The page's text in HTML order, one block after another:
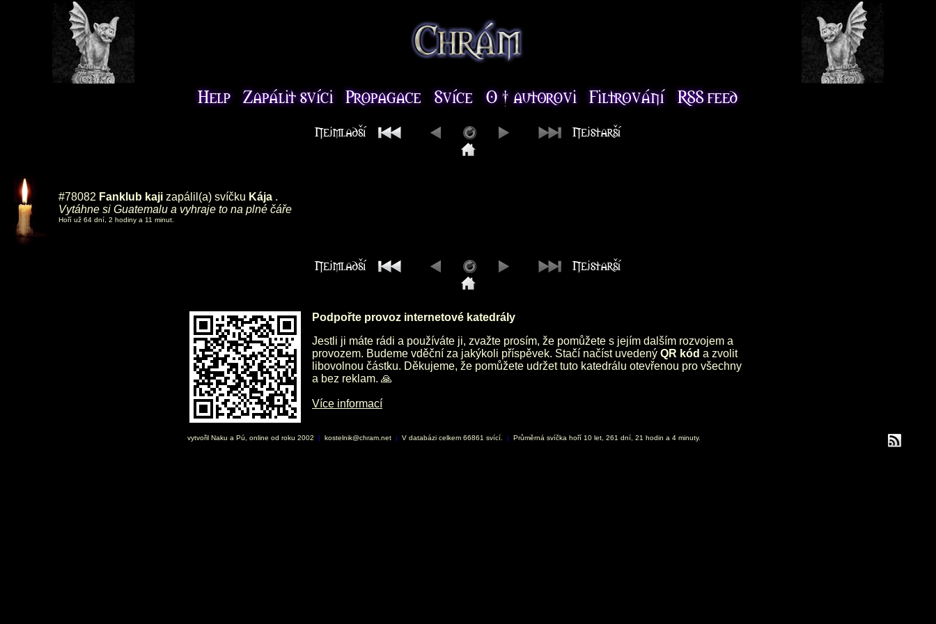
#78082 Fanklub kaji zapálil(a) svíčku Kája .
Vytáhne si Guatemalu a vyhraje to na plné čáře
Hoří už 64 dní, 2 hodiny a 11 minut.
Podpořte provoz internetové katedrály
Jestli ji máte rádi a používáte ji, zvažte prosím, že pomůžete s jejím dalším rozvojem a
provozem. Budeme vděční za jakýkoli příspěvek. Stačí načíst uvedený QR kód a zvolit
libovolnou částku. Děkujeme, že pomůžete udržet tuto katedrálu otevřenou pro všechny
a bez reklam. 🙏
Více informací
vytvořil Naku a Pú, online od roku 2002 | kostelnik@chram.net | V databázi celkem 66861 svící. | Průměrná svíčka hoří 10 let, 261 dní, 21 hodin a 4 minuty.